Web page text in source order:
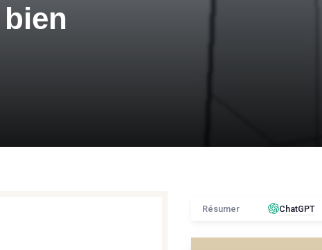
Résumer ChatGPT